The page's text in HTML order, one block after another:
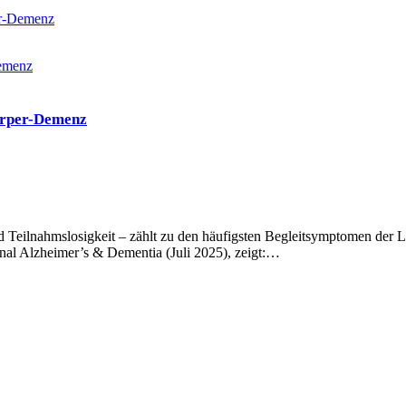
Demenz
Demenz
– zählt zu den häufigsten Begleitsymptomen der
Alzheimer’s & Dementia (Juli 2025), zeigt:…